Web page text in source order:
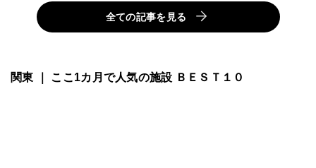
全ての記事を見る
関東 ｜ ここ1カ月で人気の施設 ＢＥＳＴ１０